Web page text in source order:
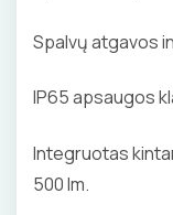
Spalvų atgavos
IP65 apsaugos
Integruotas
500 lm.